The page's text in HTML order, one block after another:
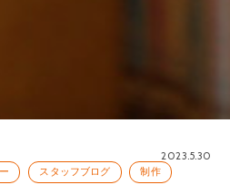
2023.5.30
スタッフブログ 制作